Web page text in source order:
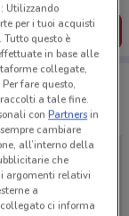
Utilizzando
per i tuoi acquisti
questo è
in base alle
collegate,
fare questo,
a tale fine.
conPartnersin
cambiare
all’interno della
che
argomenti relativi
a
ci informa